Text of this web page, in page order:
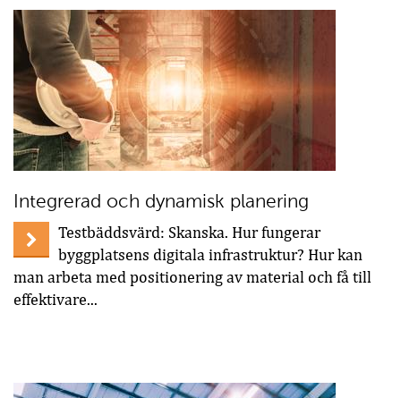
Integrerad och dynamisk planering
Testbäddsvärd: Skanska. Hur fungerar
byggplatsens digitala infrastruktur? Hur kan
man arbeta med positionering av material och få till
effektivare...